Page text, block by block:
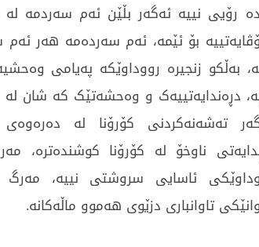
رۆیی نییە ئەگەر بڵێن ئەم سەردمە
بۆ ئێمە، ئەم سەردەمە هەر ئەم
بەڵکو زنجیرە رووداوێکە پەیامی
دڕەندایەتییەک و وەحشەتێک کە شان لە
تەشەنەکردنی کۆرۆنا لە
ناوخۆ لە کۆرۆنا
ئاسایی سروشتی نییە، مەرگ
تاوانباری دزێوی هەموو ماڵەکانە.